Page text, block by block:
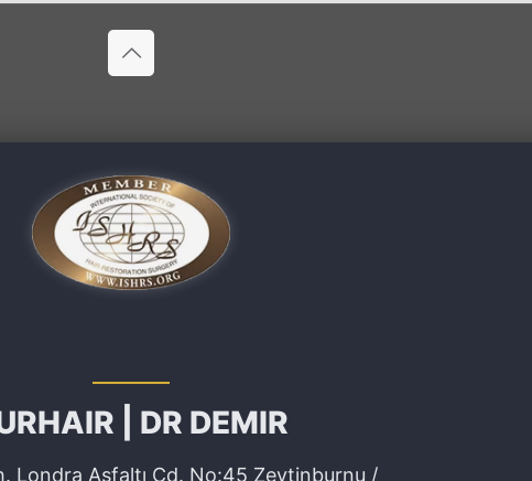
| DR DEMIR
Londra Asfaltı Cd. No:45 Zeytinburnu /